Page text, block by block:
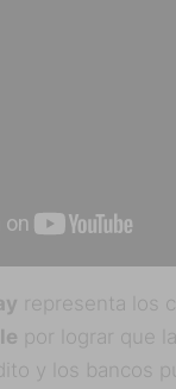
representa los
por lograr que
y los bancos